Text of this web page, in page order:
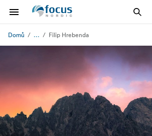
Domů ... Filip Hrebenda